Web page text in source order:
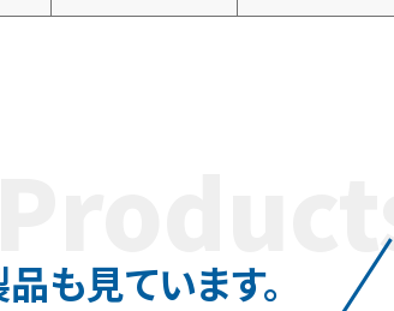
Products
も見ています。